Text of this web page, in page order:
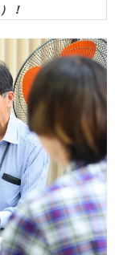
）！